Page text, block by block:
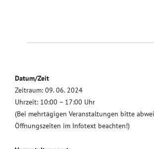
Datum/Zeit
Zeitraum: 09. 06. 2024
Uhrzeit: 10:00 – 17:00 Uhr
(Bei mehrtägigen Veranstaltungen bitte
Öffnungszeiten im Infotext beachten!)